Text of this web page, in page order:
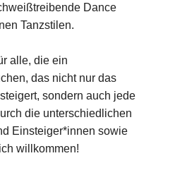
Dance
Tanzstilen.
alle, die ein
das nicht nur das
sondern auch jede
die unterschiedlichen
Einsteiger*innen sowie
willkommen!